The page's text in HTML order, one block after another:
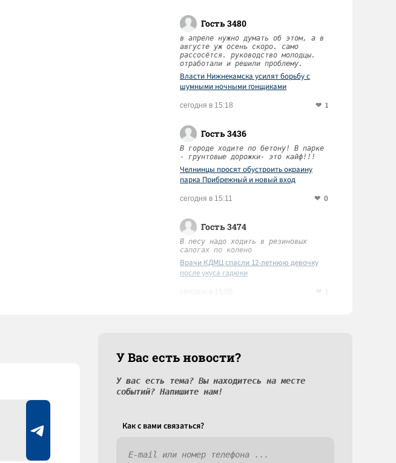
Гость 3480
в апреле нужно думать об этом, а в
августе уж осень скоро. само
рассосётся. руководство молодцы.
отработали и решили проблему.
Власти Нижнекамска усилят борьбу с
шумными ночными гонщиками
сегодня в 15:18 1
Гость 3436
В городе ходите по бетону! В парке
- грунтовые дорожки- это кайф!!!
Челнинцы просят обустроить окраину
парка Прибрежный и новый вход
сегодня в 15:11 0
Гость 3474
В лесу надо ходить в резиновых
сапогах по колено
Врачи КДМЦ спасли 12-летнюю девочку
после укуса гадюки
У Вас есть новости?
У вас есть тема? Вы находитесь на месте
событий? Напишите нам!
Как c вами связаться?